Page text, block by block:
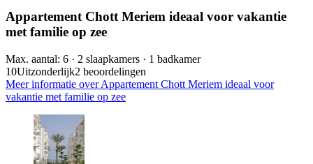
Appartement Chott Meriem ideaal voor vakantie
met familie op zee
Max. aantal: 6 · 2 slaapkamers · 1 badkamer
10Uitzonderlijk2 beoordelingen
Meer informatie over Appartement Chott Meriem ideaal voor
vakantie met familie op zee